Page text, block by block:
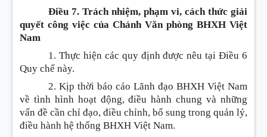
Điều 7. Trách nhiệm, phạm vi, cách thức giải
quyết công việc của Chánh Văn phòng BHXH Việt
Nam
1. Thực hiện các quy định được nêu tại Điều 6
Quy chế này.
2. Kịp thời báo cáo Lãnh đạo BHXH Việt Nam
về tình hình hoạt động, điều hành chung và những
vấn đề cần chỉ đạo, điều chỉnh, bổ sung trong quản lý,
điều hành hệ thống BHXH Việt Nam.